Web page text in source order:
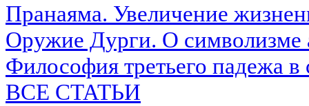
Пранаяма. Увеличение
Оружие Дурги. О символизме
Философия третьего падежа в
ВСЕ СТАТЬИ